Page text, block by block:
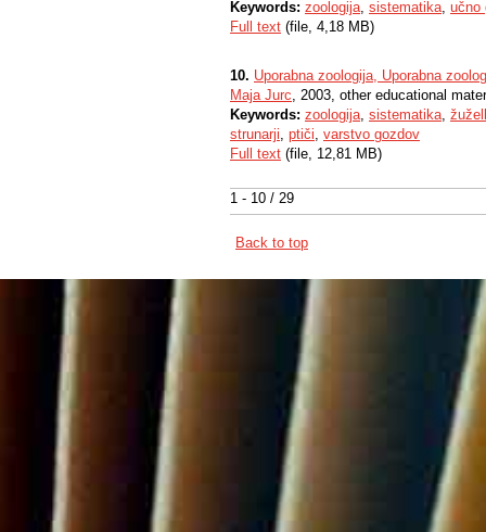
1 - 10 / 29
Keywords: zoologija, sistematika, učno
Full text (file, 4,18 MB)
10. Uporabna zoologija, Uporabna
Maja Jurc, 2003, other educational
Keywords: zoologija, sistematika,
strunarji, ptiči, varstvo gozdov
Full text (file, 12,81 MB)
Back to top